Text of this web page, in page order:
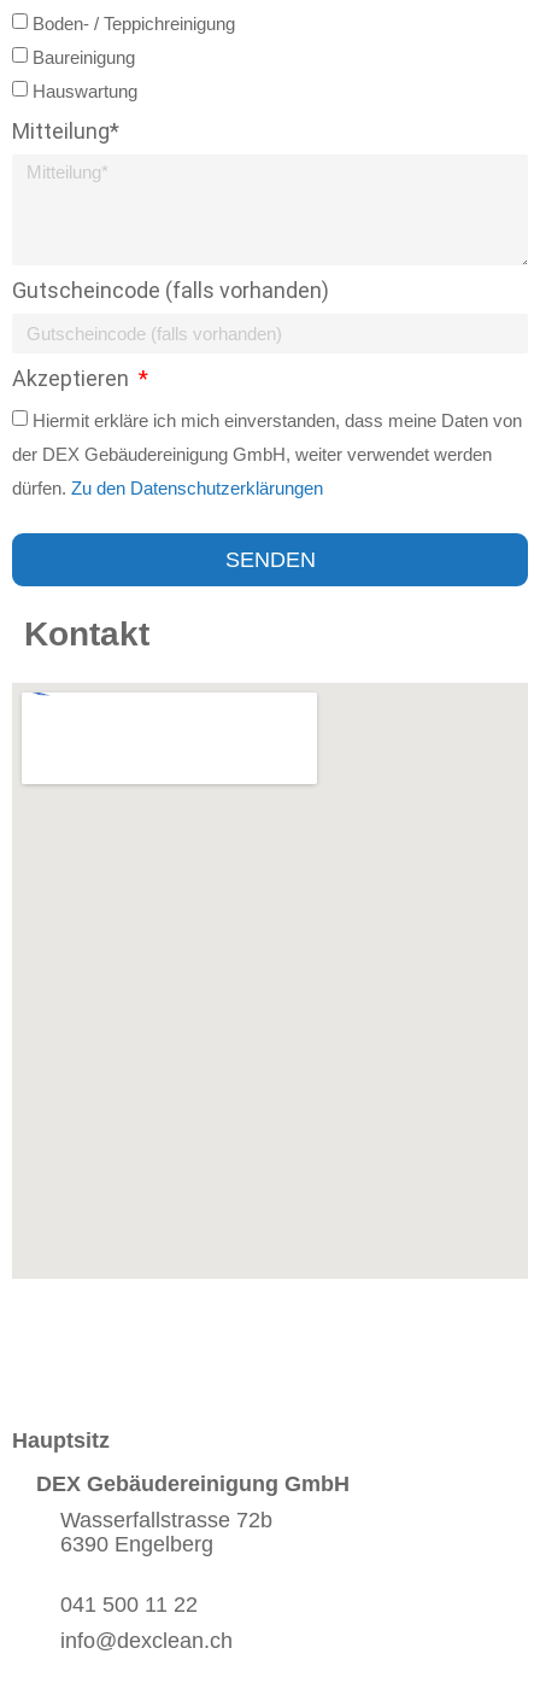
Boden- / Teppichreinigung
Baureinigung
Hauswartung
Mitteilung*
Gutscheincode (falls vorhanden)
Akzeptieren
Hiermit erkläre ich mich einverstanden, dass meine Daten von
der DEX Gebäudereinigung GmbH, weiter verwendet werden
dürfen. Zu den Datenschutzerklärungen
SENDEN
Kontakt
Hauptsitz
DEX Gebäudereinigung GmbH
Wasserfallstrasse 72b
6390 Engelberg
041 500 11 22
info@dexclean.ch